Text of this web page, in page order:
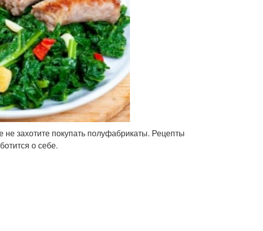
захотите покупать полуфабрикаты. Рецепты
о себе.